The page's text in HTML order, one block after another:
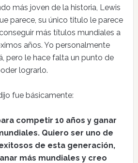
más joven de la historia, Lewis
parece, su único titulo le parece
más títulos mundiales a
años. Yo personalmente
pero le hace falta un punto de
lograrlo.
fue básicamente:
competir 10 años y ganar
Quiero ser uno de
de esta generación,
más mundiales y creo